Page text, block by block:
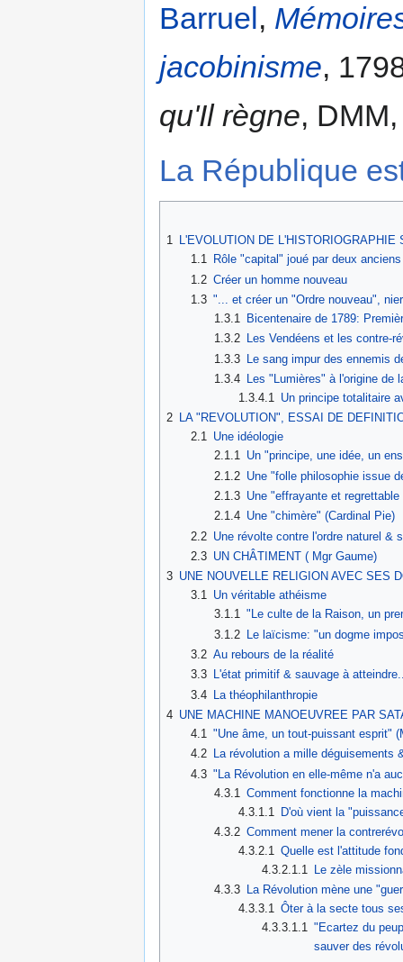
Barruel ,
jacobinisme,
qu'Il règne,
La République
1 L'EVOLUTION DE L'HISTORIOGRAPHIE
1.1
Rôle "capital" joué par deux
1.2 Créer un homme nouveau
1.3 "... et créer un "Ordre nouveau",
1.3.1 Bicentenaire de 1789:
1.3.2 Les Vendéens et les contre-
1.3.3
Le sang impur des ennemis
1.3.4 Les "Lumières" à l'origine de
1.3.4.1 Un principe totalitaire
2 LA "REVOLUTION", ESSAI DE
2.1 Une idéologie
2.1.1 Un "principe, une idée, un
2.1.2 Une "folle philosophie issue
2.1.3 Une "effrayante et
2.1.4 Une "chimère" (Cardinal Pie)
2.2 Une révolte contre l'ordre naturel &
2.3 UN CHÂTIMENT ( Mgr Gaume)
3 UNE NOUVELLE RELIGION AVEC SES
3.1 Un véritable athéisme
3.1.1 "Le culte de la Raison, un
3.1.2 Le laïcisme: "un dogme
3.2 Au rebours de la réalité
3.3
L'état primitif & sauvage à
3.4 La théophilanthropie
4 UNE MACHINE MANOEUVREE PAR
4.1 "Une âme, un tout-puissant esprit"
4.2
La révolution a mille déguisements
4.3 "La Révolution en elle-même n'a
4.3.1
Comment fonctionne la
4.3.1.1
D'où vient la
4.3.2 Comment mener la
4.3.2.1 Quelle est l'attitude
4.3.2.1.1 Le zèle
4.3.3 La Révolution mène une
4.3.3.1 Ôter à la secte tous
4.3.3.1.1 "Ecartez du
sauver des